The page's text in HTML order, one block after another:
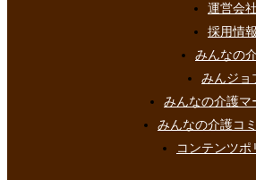
運営会社
採用情報
みんなの
みんジョ
みんなの介護マ
みんなの介護コ
コンテンツポ